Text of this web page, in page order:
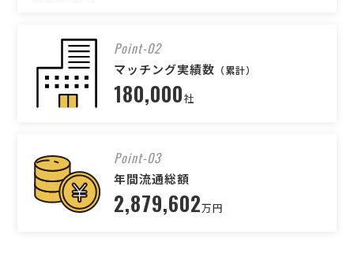
Point-02
マッチング実績数 （累計）
180,000社
Point-03
年間流通総額
2,879,602万円